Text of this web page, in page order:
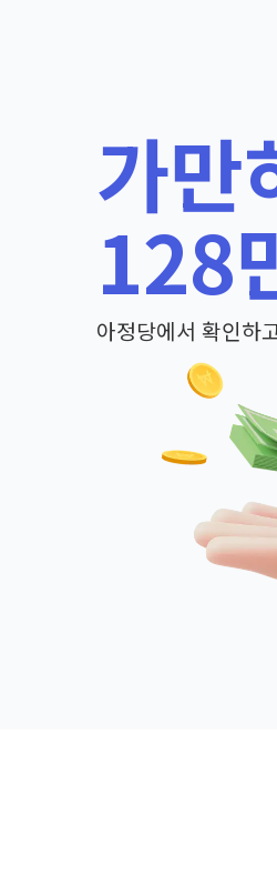
가만
128
아정당에서 확인하